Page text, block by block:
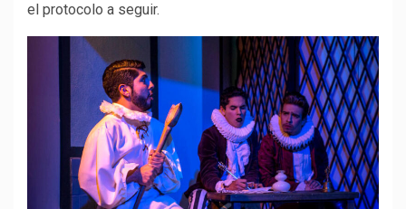
el protocolo a seguir.